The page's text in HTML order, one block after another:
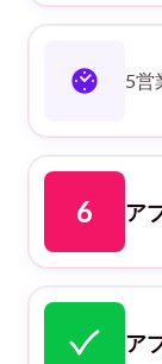
き
招
5営
6 ア
構
ア